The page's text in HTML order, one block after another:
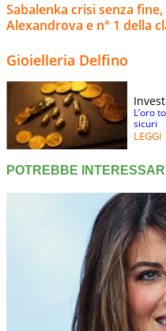
Sabalenka crisi senza
Alexandrova e n° 1 della
Gioielleria Delfino
L’oro
sicuri
LEGGI